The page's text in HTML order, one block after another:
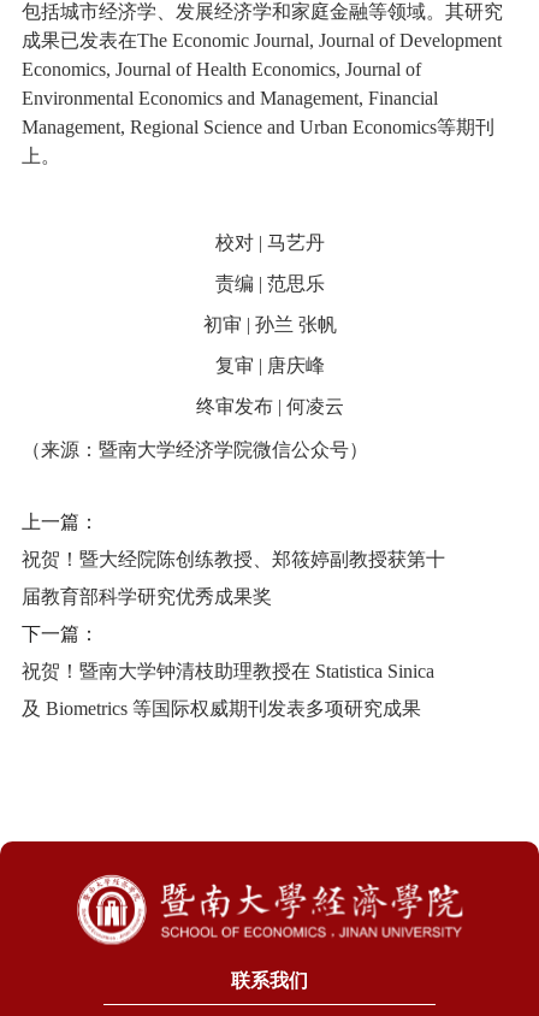
包括城市经济学、发展经济学和家庭金融等领域。其研究
成果已发表在The Economic Journal, Journal of Development
Economics, Journal of Health Economics, Journal of
Environmental Economics and Management, Financial
Management, Regional Science and Urban Economics等期刊
上。
校对 | 马艺丹
责编 | 范思乐
初审 | 孙兰 张帆
复审 | 唐庆峰
终审发布 | 何凌云
（来源：暨南大学经济学院微信公众号）
上一篇：
祝贺！暨大经院陈创练教授、郑筱婷副教授获第十
届教育部科学研究优秀成果奖
下一篇：
祝贺！暨南大学钟清枝助理教授在 Statistica Sinica
及 Biometrics 等国际权威期刊发表多项研究成果
联系我们